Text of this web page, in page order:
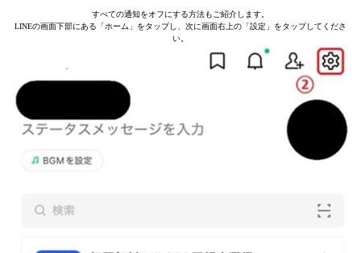
すべての通知をオフにする方法もご紹介します。
LINEの画面下部にある「ホーム」をタップし、次に画面右上の「設定」をタップしてくださ
い。